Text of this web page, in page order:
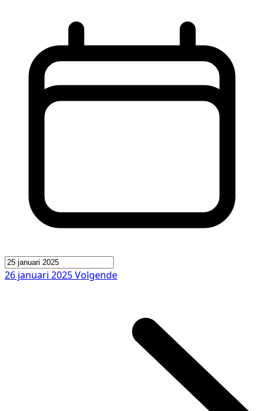
26 januari 2025Volgende